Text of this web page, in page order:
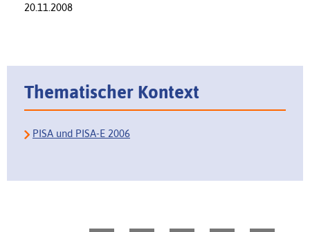
20.11.2008
Thematischer Kontext
PISA und PISA-E 2006